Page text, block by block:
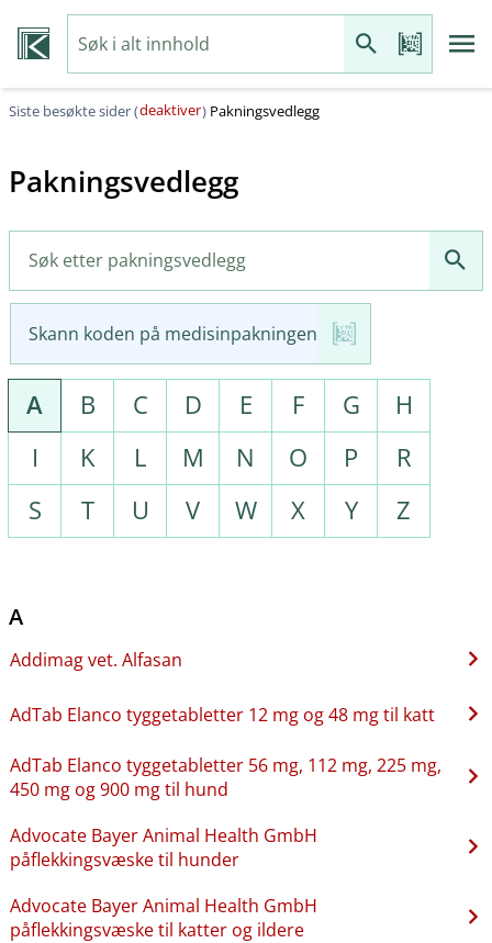
Siste besøkte sider (deaktiver) Pakningsvedlegg
Pakningsvedlegg
Skann koden på medisinpakningen
A B C D E F G
H
I
K L M N O P
R
S
T U V W X Y Z
A
Addimag vet. Alfasan
AdTab Elanco tyggetabletter 12 mg og 48 mg til katt
AdTab Elanco tyggetabletter 56 mg, 112 mg, 225 mg,
450 mg og 900 mg til hund
Advocate Bayer Animal Health GmbH
påflekkingsvæske til hunder
Advocate Bayer Animal Health GmbH
påflekkingsvæske til katter og ildere